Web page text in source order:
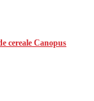
cereale Canopus